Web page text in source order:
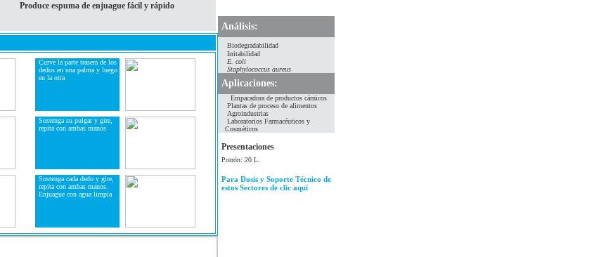
Produce espuma de enjuague fácil y rápido
Curve la parte trasera de los
dedos en una palma y luego
en la otra
Sostenga su pulgar y gire,
repita con ambas manos
Sostenga cada dedo y gire,
repita con ambas manos.
Enjuague con agua limpia
Análisis:
Biodegradabilidad
Irritabilidad
E. coli
Staphylococcus aureus
Aplicaciones:
Empacadora de productos cárnicos
Plantas de proceso de alimentos
Agroindustrias
Laboratorios Farmacéuticos y
Cosméticos
Presentaciones
Porrón: 20 L.
Para Dosis y Soporte Técnico de
estos Sectores de clic aquí